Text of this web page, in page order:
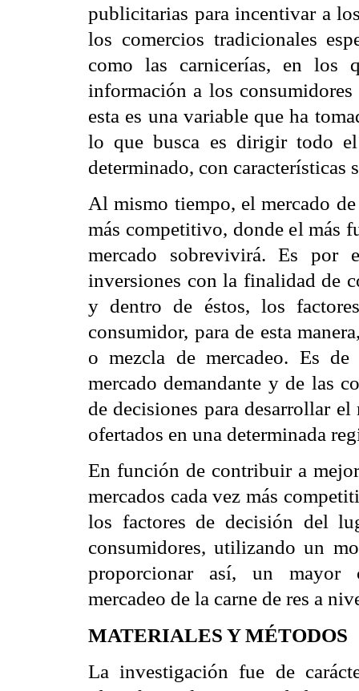
publicitarias para incentivar a
los comercios tradicionales
como las carnicerías, en los
información a los
esta es una variable que ha
lo que busca es dirigir todo
determinado, con características
Al mismo tiempo, el mercado
más competitivo, donde el más
mercado sobrevivirá. Es por
inversiones con la finalidad de
y dentro de éstos, los
consumidor, para de esta
o mezcla de mercadeo. Es
mercado demandante y de las
de decisiones para desarrollar
ofertados en una determinada
En función de contribuir a
mercados cada vez más
los factores de decisión del
consumidores, utilizando un
proporcionar así, un mayor
mercadeo de la carne de res a
MATERIALES Y MÉTODOS
La investigación fue de